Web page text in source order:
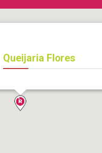
Queijaria Flores